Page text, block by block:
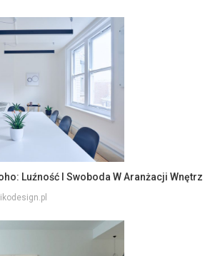
Luźność I Swoboda W Aranżacji Wnętrz